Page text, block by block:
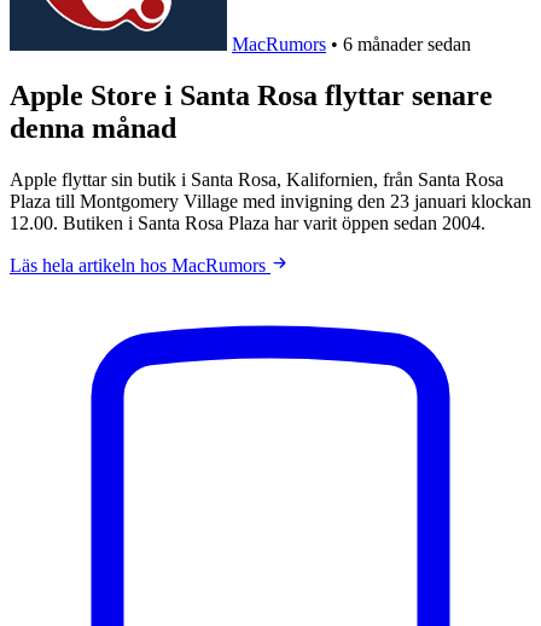
MacRumors • 6 månader sedan
Apple Store i Santa Rosa flyttar senare
denna månad
Apple flyttar sin butik i Santa Rosa, Kalifornien, från Santa Rosa
Plaza till Montgomery Village med invigning den 23 januari klockan
12.00. Butiken i Santa Rosa Plaza har varit öppen sedan 2004.
Läs hela artikeln hos MacRumors